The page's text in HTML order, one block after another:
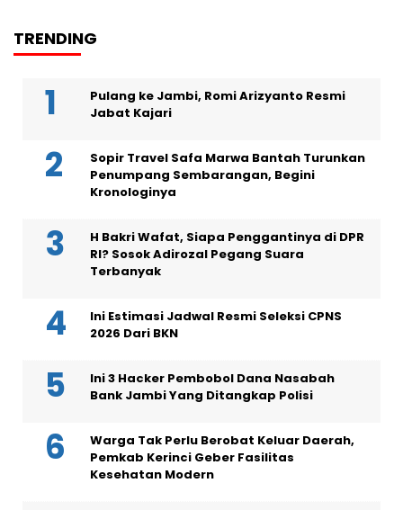
TRENDING
Pulang ke Jambi, Romi Arizyanto Resmi
Jabat Kajari
Sopir Travel Safa Marwa Bantah Turunkan
Penumpang Sembarangan, Begini
Kronologinya
H Bakri Wafat, Siapa Penggantinya di DPR
RI? Sosok Adirozal Pegang Suara
Terbanyak
Ini Estimasi Jadwal Resmi Seleksi CPNS
2026 Dari BKN
Ini 3 Hacker Pembobol Dana Nasabah
Bank Jambi Yang Ditangkap Polisi
Warga Tak Perlu Berobat Keluar Daerah,
Pemkab Kerinci Geber Fasilitas
Kesehatan Modern